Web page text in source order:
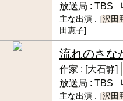
放送局 : TBS
主な出演 : [沢田
田恵子]
流れのさな
作家 : [大石静]
放送局 : TBS
主な出演 : [沢田